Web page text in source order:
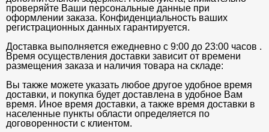
проверяйте Ваши персональные данные при
оформлении заказа. Конфиденциальность ваших
регистрационных данных гарантируется.
Доставка выполняется ежедневно с 9:00 до 23:00 часов .
Время осуществления доставки зависит от времени
размещения заказа и наличия товара на складе:
Вы также можете указать любое другое удобное время
доставки, и покупка будет доставлена в удобное Вам
время. Иное время доставки, а также время доставки в
населенные пункты области определяется по
договоренности с клиентом.